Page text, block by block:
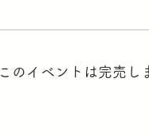
このイベントは完売し